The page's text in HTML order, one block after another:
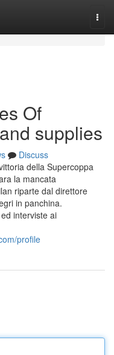
Of
supplies
Discuss
della Supercoppa
la mancata
riparte dal direttore
in panchina.
interviste ai
profile